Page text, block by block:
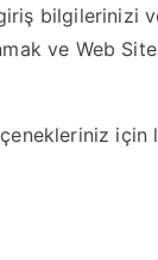
bilgilerinizi
ve Web
için